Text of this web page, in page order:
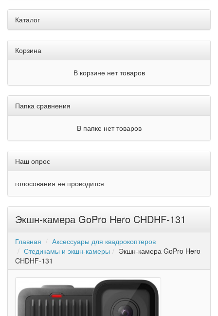
Каталог
Корзина
В корзине нет товаров
Папка сравнения
В папке нет товаров
Наш опрос
голосования не проводится
Экшн-камера GoPro Hero CHDHF-131
Главная
Аксессуары для квадрокоптеров
Стедикамы и экшн-камеры
Экшн-камера GoPro Hero
CHDHF-131